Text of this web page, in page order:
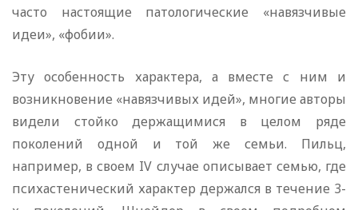
часто настоящие пато­логические «навязчивые
идеи», «фобии».
Эту особенность характера, а вместе с ним и
возникновение «навязчивых идей», многие авторы
видели стойко держащимися в целом ряде
поколений одной и той же семьи. Пильц,
например, в своем IV случае описывает семью, где
психастенический характер держался в течение 3-